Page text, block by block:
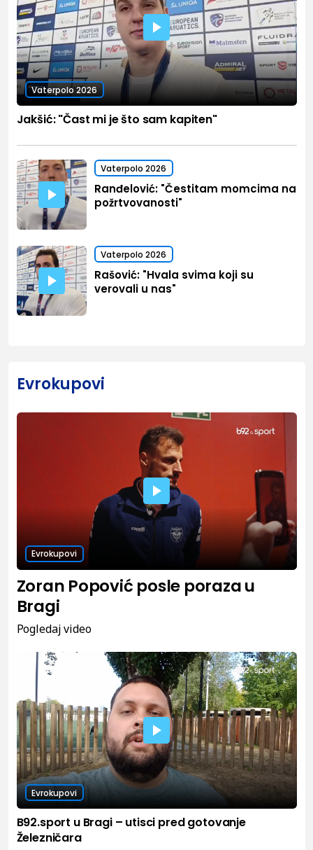
Vaterpolo 2026
Jakšić: "Čast mi je što sam kapiten"
Vaterpolo 2026
Ranđelović: "Čestitam momcima na
požrtvovanosti"
Vaterpolo 2026
Rašović: "Hvala svima koji su
verovali u nas"
Evrokupovi
Evrokupovi
Zoran Popović posle poraza u
Bragi
Pogledaj video
Evrokupovi
B92.sport u Bragi – utisci pred gotovanje
Železničara